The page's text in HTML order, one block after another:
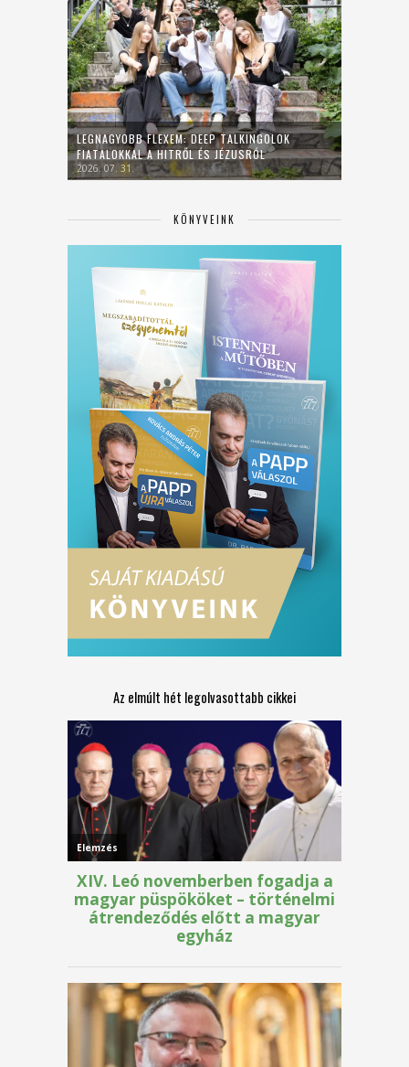
LEGNAGYOBB FLEXEM: DEEP TALKINGOLOK
FIATALOKKAL A HITRŐL ÉS JÉZUSRÓL
2026. 07. 31.
KÖNYVEINK
Az elmúlt hét legolvasottabb cikkei